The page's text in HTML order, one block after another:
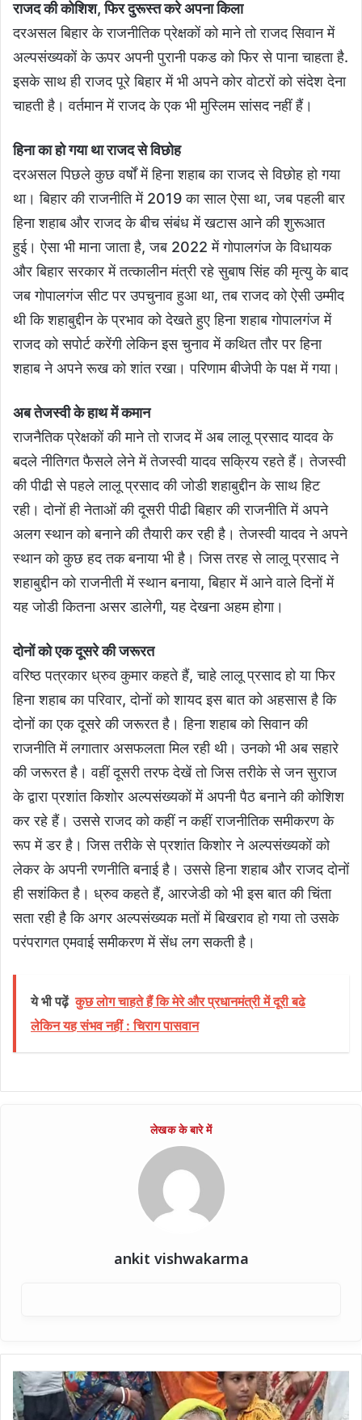
राजद की कोशिश, फिर दुरूस्त करे अपना किला
दरअसल बिहार के राजनीतिक प्रेक्षकों को माने तो राजद सिवान में
अल्पसंख्यकों के ऊपर अपनी पुरानी पकड को फिर से पाना चाहता है.
इसके साथ ही राजद पूरे बिहार में भी अपने कोर वोटरों को संदेश देना
चाहती है। वर्तमान में राजद के एक भी मुस्लिम सांसद नहीं हैं।
हिना का हो गया था राजद से विछोह
दरअसल पिछले कुछ वर्षों में हिना शहाब का राजद से विछोह हो गया
था। बिहार की राजनीति में 2019 का साल ऐसा था, जब पहली बार
हिना शहाब और राजद के बीच संबंध में खटास आने की शुरूआत
हुई। ऐसा भी माना जाता है, जब 2022 में गोपालगंज के विधायक
और बिहार सरकार में तत्कालीन मंत्री रहे सुबाष सिंह की मृत्यु के बाद
जब गोपालगंज सीट पर उपचुनाव हुआ था, तब राजद को ऐसी उम्मीद
थी कि शहाबुद्दीन के प्रभाव को देखते हुए हिना शहाब गोपालगंज में
राजद को सपोर्ट करेंगी लेकिन इस चुनाव में कथित तौर पर हिना
शहाब ने अपने रूख को शांत रखा। परिणाम बीजेपी के पक्ष में गया।
अब तेजस्वी के हाथ में कमान
राजनैतिक प्रेक्षकों की माने तो राजद में अब लालू प्रसाद यादव के
बदले नीतिगत फैसले लेने में तेजस्वी यादव सक्रिय रहते हैं। तेजस्वी
की पीढी से पहले लालू प्रसाद की जोडी शहाबुद्दीन के साथ हिट
रही। दोनों ही नेताओं की दूसरी पीढी बिहार की राजनीति में अपने
अलग स्थान को बनाने की तैयारी कर रही है। तेजस्वी यादव ने अपने
स्थान को कुछ हद तक बनाया भी है। जिस तरह से लालू प्रसाद ने
शहाबुद्दीन को राजनीती में स्थान बनाया, बिहार में आने वाले दिनों में
यह जोडी कितना असर डालेगी, यह देखना अहम होगा।
दोनों को एक दूसरे की जरूरत
वरिष्ठ पत्रकार ध्रुव कुमार कहते हैं, चाहे लालू प्रसाद हो या फिर
हिना शहाब का परिवार, दोनों को शायद इस बात को अहसास है कि
दोनों का एक दूसरे की जरूरत है। हिना शहाब को सिवान की
राजनीति में लगातार असफलता मिल रही थी। उनको भी अब सहारे
की जरूरत है। वहीं दूसरी तरफ देखें तो जिस तरीके से जन सुराज
के द्वारा प्रशांत किशोर अल्पसंख्यकों में अपनी पैठ बनाने की कोशिश
कर रहे हैं। उससे राजद को कहीं न कहीं राजनीतिक समीकरण के
रूप में डर है। जिस तरीके से प्रशांत किशोर ने अल्पसंख्यकों को
लेकर के अपनी रणनीति बनाई है। उससे हिना शहाब और राजद दाेनों
ही सशंकित है। ध्रुव कहते हैं, आरजेडी को भी इस बात की चिंता
सता रही है कि अगर अल्पसंख्यक मतों में बिखराव हो गया तो उसके
परंपरागत एमवाई समीकरण में सेंध लग सकती है।
ये भी पढ़ें कुछ लोग चाहते हैं कि मेरे और प्रधानमंत्री में दूरी बढे
लेकिन यह संभव नहीं : चिराग पासवान
ankit vishwakarma
जिस
मां
का